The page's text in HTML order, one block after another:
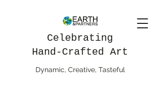
Celebrating
Hand-Crafted Art
Dynamic, Creative, Tasteful